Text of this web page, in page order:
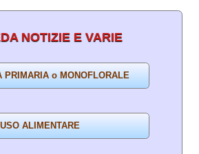
NOTIZIE E VARIE